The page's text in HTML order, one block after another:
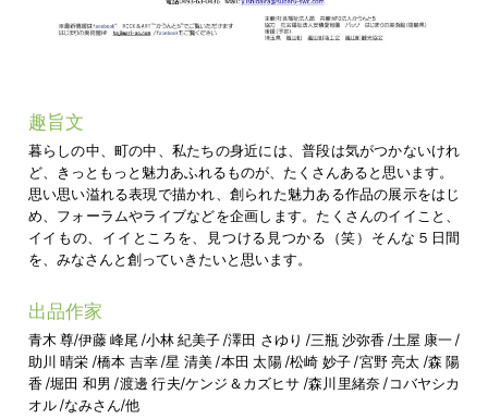
趣旨文
暮らしの中、町の中、私たちの身近には、普段は気がつかないけれ
ど、きっともっと魅力あふれるものが、たくさんあると思います。
思い思い溢れる表現で描かれ、創られた魅力ある作品の展示をはじ
め、フォーラムやライブなどを企画します。たくさんのイイこと、
イイもの、イイところを、見つける見つかる（笑）そんな５日間
を、みなさんと創っていきたいと思います。
出品作家
青木 尊/伊藤 峰尾 /小林 紀美子 /澤田 さゆり /三瓶 沙弥香 /土屋 康一 /
助川 晴栄 /橋本 吉幸 /星 清美 /本田 太陽 /松崎 妙子 /宮野 亮太 /森 陽
香 /堀田 和男 /渡邊 行夫/ケンジ＆カズヒサ /森川里緒奈 /コバヤシカ
オル /なみさん/他